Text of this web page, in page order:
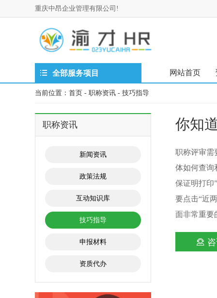
重庆中昂企业管理有限公司!
全部服务项目 网站首页
当前位置： 首页 - 职称资讯 - 技巧指导
职称资讯
新闻资讯
政策法规
互动知识库
技巧指导
申报材料
资质代办
你知
职称评审需
体如何查询
保证明打印
要点击“近
面非常重要